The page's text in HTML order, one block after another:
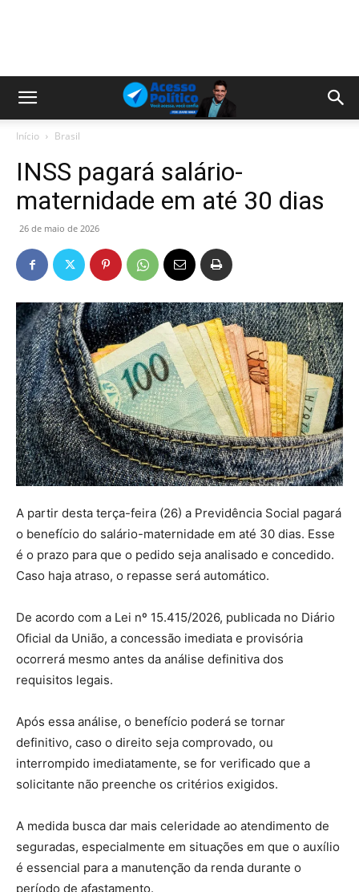
Início Brasil
INSS pagará salário-
maternidade em até 30 dias
26 de maio de 2026
A partir desta terça-feira (26) a Previdência Social pagará
o benefício do salário-maternidade em até 30 dias. Esse
é o prazo para que o pedido seja analisado e concedido.
Caso haja atraso, o repasse será automático.
De acordo com a Lei nº 15.415/2026, publicada no Diário
Oficial da União, a concessão imediata e provisória
ocorrerá mesmo antes da análise definitiva dos
requisitos legais.
Após essa análise, o benefício poderá se tornar
definitivo, caso o direito seja comprovado, ou
interrompido imediatamente, se for verificado que a
solicitante não preenche os critérios exigidos.
A medida busca dar mais celeridade ao atendimento de
seguradas, especialmente em situações em que o auxílio
é essencial para a manutenção da renda durante o
período de afastamento.